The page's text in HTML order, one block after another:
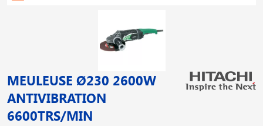
MEULEUSE Ø230 2600W
ANTIVIBRATION
6600TRS/MIN